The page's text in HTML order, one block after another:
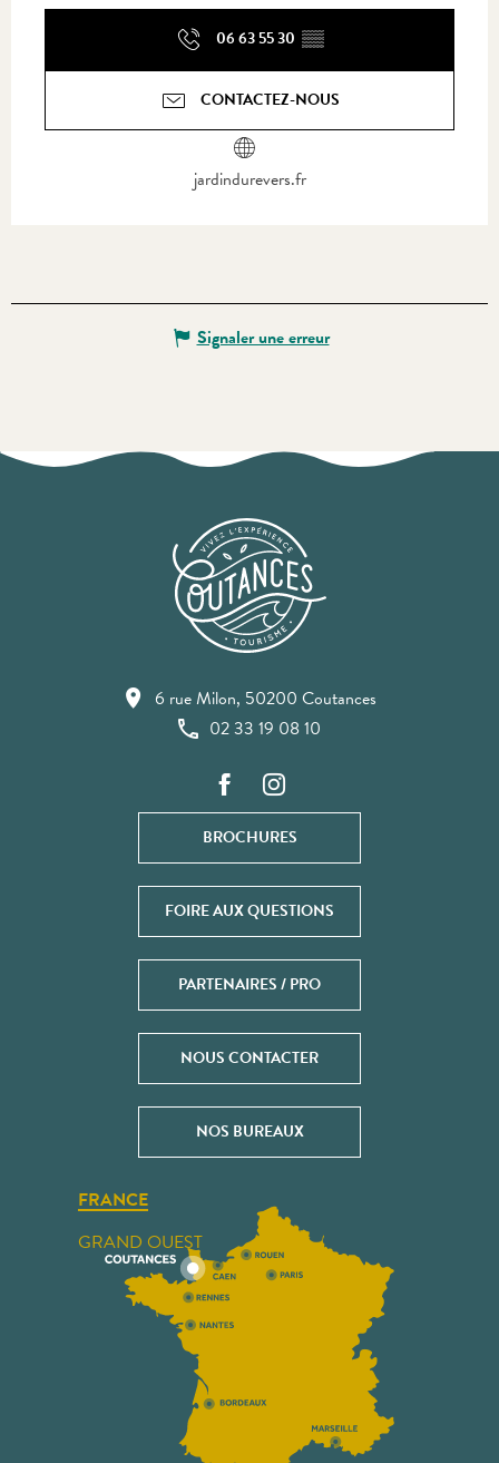
06 63 55 30 ▒▒
CONTACTEZ-NOUS
jardindurevers.fr
Signaler une erreur
6 rue Milon, 50200 Coutances
02 33 19 08 10
BROCHURES
FOIRE AUX QUESTIONS
PARTENAIRES / PRO
NOUS CONTACTER
NOS BUREAUX
FRANCE
GRAND OUEST